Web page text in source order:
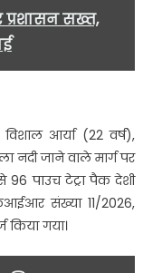
सख्त,
आर्या (22 वर्ष),
नदी जाने वाले मार्ग पर
पाउच टेट्रा पैक देशी
संख्या 11/2026,
किया गया।